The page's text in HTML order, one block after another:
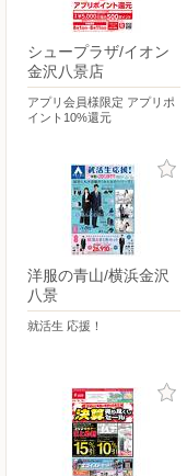
シュープラザ/イオン
金沢八景店
アプリ会員様限定 アプリポ
イント10%還元
洋服の青山/横浜金沢
八景
就活生 応援！